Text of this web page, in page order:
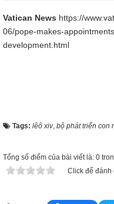
Vatican News https://
06/pope-makes-
development.html
Tags: lêô xiv, bộ phát triển con
Tổng số điểm của bài viết là: 0
Click để đánh